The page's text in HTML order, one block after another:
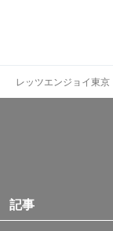
レッツエンジョイ東京
記事